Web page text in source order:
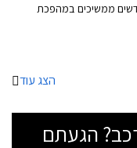
ממשיכים במהפכת
הצג עוד
הגעתם